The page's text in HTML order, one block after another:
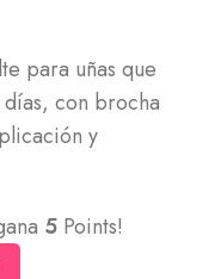
para uñas que
con brocha
y
5 Points!